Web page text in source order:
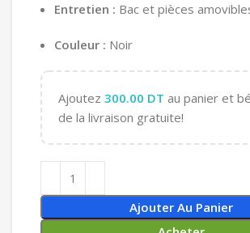
Entretien : Bac et pièces
Couleur : Noir
Ajoutez 300.00 DT au panier et
de la livraison gratuite!
Ajouter Au Panier